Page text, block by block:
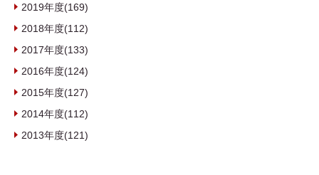
2019年度(169)
2018年度(112)
2017年度(133)
2016年度(124)
2015年度(127)
2014年度(112)
2013年度(121)